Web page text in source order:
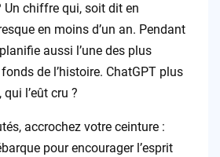
Un chiffre qui, soit dit en
en moins d’un an. Pendant
aussi l’une des plus
de l’histoire. ChatGPT plus
l’eût cru ?
accrochez votre ceinture :
pour encourager l’esprit